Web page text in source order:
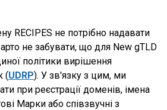
RECIPES не потрібно надавати
не забувати, що для New gTLD
політики вирішення
(UDRP). У зв'язку з цим, ми
при реєстрації доменів, імена
Марки або співзвучні з